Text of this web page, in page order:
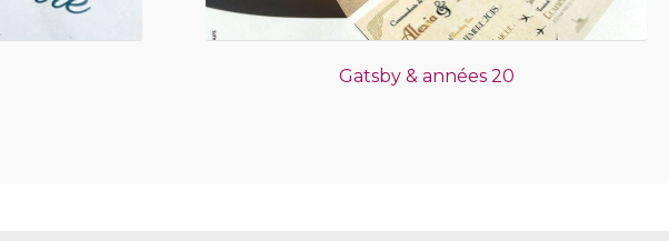
Gatsby & années 20